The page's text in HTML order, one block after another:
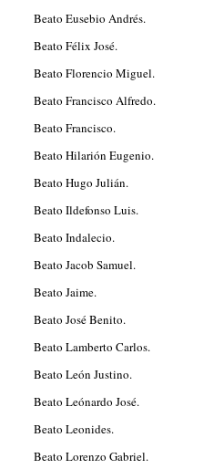
Beato Eusebio Andrés.
Beato Félix José.
Beato Florencio Miguel.
Beato Francisco Alfredo.
Beato Francisco.
Beato Hilarión Eugenio.
Beato Hugo Julián.
Beato Ildefonso Luis.
Beato Indalecio.
Beato Jacob Samuel.
Beato Jaime.
Beato José Benito.
Beato Lamberto Carlos.
Beato León Justino.
Beato Leónardo José.
Beato Leonides.
Beato Lorenzo Gabriel.